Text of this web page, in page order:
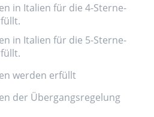
in Italien für die 4-Sterne-
in Italien für die 5-Sterne-
werden erfüllt
der Übergangsregelung